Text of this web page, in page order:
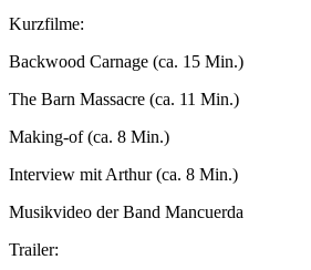
Kurzfilme:
Backwood Carnage (ca. 15 Min.)
The Barn Massacre (ca. 11 Min.)
Making-of (ca. 8 Min.)
Interview mit Arthur (ca. 8 Min.)
Musikvideo der Band Mancuerda
Trailer: